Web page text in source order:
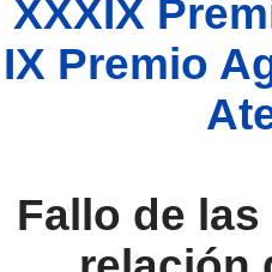
XXXIX
IX Premio
Fallo de